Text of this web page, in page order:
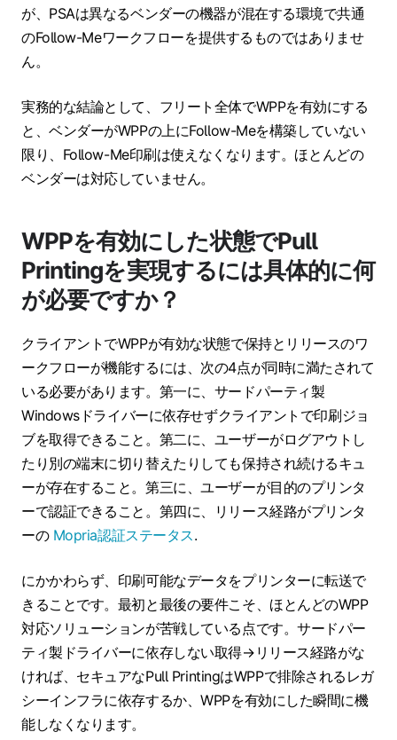
が、PSAは異なるベンダーの機器が混在する環境で共通
のFollow-Meワークフローを提供するものではありませ
ん。
実務的な結論として、フリート全体でWPPを有効にする
と、ベンダーがWPPの上にFollow-Meを構築していない
限り、Follow-Me印刷は使えなくなります。ほとんどの
ベンダーは対応していません。
WPPを有効にした状態でPull
Printingを実現するには具体的に何
が必要ですか？
クライアントでWPPが有効な状態で保持とリリースのワ
ークフローが機能するには、次の4点が同時に満たされて
いる必要があります。第一に、サードパーティ製
Windowsドライバーに依存せずクライアントで印刷ジョ
ブを取得できること。第二に、ユーザーがログアウトし
たり別の端末に切り替えたりしても保持され続けるキュ
ーが存在すること。第三に、ユーザーが目的のプリンタ
ーで認証できること。第四に、リリース経路がプリンタ
ーの Mopria認証ステータス.
にかかわらず、印刷可能なデータをプリンターに転送で
きることです。最初と最後の要件こそ、ほとんどのWPP
対応ソリューションが苦戦している点です。サードパー
ティ製ドライバーに依存しない取得→リリース経路がな
ければ、セキュアなPull PrintingはWPPで排除されるレガ
シーインフラに依存するか、WPPを有効にした瞬間に機
能しなくなります。